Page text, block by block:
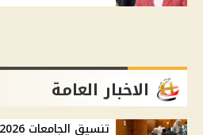
الاخبار العامة